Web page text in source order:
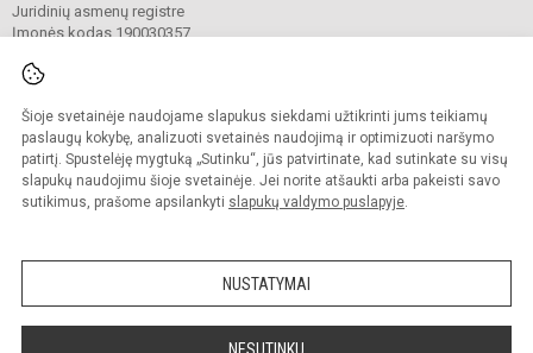
Šioje svetainėje naudojame slapukus siekdami užtikrinti jums teikiamų
paslaugų kokybę, analizuoti svetainės naudojimą ir optimizuoti naršymo
patirtį. Spustelėję mygtuką „Sutinku“, jūs patvirtinate, kad sutinkate su visų
slapukų naudojimu šioje svetainėje. Jei norite atšaukti arba pakeisti savo
sutikimus, prašome apsilankyti slapukų valdymo puslapyje.
NUSTATYMAI
NESUTINKU
Juridinių asmenų registre
Įmonės kodas 190030357
© 2026. Druskininkų Atgimimo mokykla. Visos teisės saugomos.
Kopijuoti turinį be raštiško įstaigos administracijos sutikimo griežtai draudžiama.
Prieinamumo paraiška Slapukų valdymas
Sumanus būdas atnaujinti